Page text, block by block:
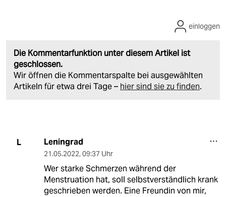
Die Kommentarfunktion unter diesem Artikel ist
geschlossen.
Wir öffnen die Kommentarspalte bei ausgewählten
Artikeln für etwa drei Tage – hier sind sie zu finden.
einloggen
L Leningrad
21.05.2022, 09:37 Uhr
Wer starke Schmerzen während der
Menstruation hat, soll selbstverständlich krank
geschrieben werden. Eine Freundin von mir,